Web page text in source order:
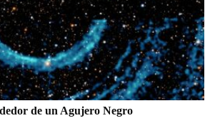
de un Agujero Negro